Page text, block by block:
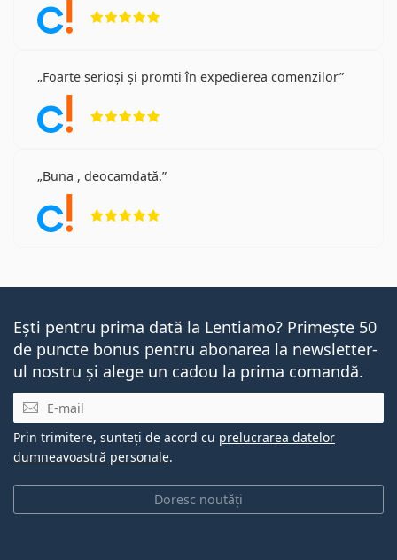
Foarte serioși și promti în expedierea comenzilor
Buna , deocamdată.
Ești pentru prima dată la Lentiamo? Primește 50
de puncte bonus pentru abonarea la newsletter-
ul nostru și alege un cadou la prima comandă.
E-mail
Doresc noutăți
Prin trimitere, sunteți de acord cu prelucrarea datelor
dumneavoastră personale.